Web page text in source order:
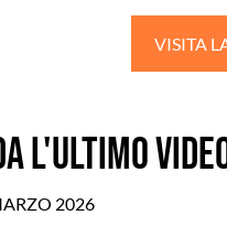
VISITA
L'ULTIMO
2026